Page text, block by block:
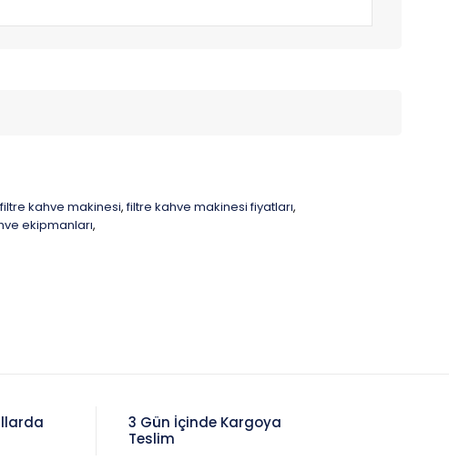
filtre kahve makinesi, filtre kahve makinesi fiyatları,
ekipmanları,
3 Gün İçinde Kargoya
Teslim